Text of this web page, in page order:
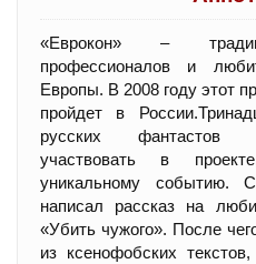
«Еврокон» –
профессионалов и
Европы. В 2008 году этот
пройдет в
русских фантастов
участвовать в
уникальному событию.
написал рассказ на
«Убить чужого». После
из ксенофобских